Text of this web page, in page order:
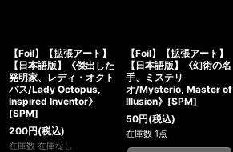
【Foil】【拡張アート】
【日本語版】《傑出した
発明家、レディ・オクト
パス/Lady Octopus,
Inspired Inventor》
[SPM]
200円(税込)
在庫数 在庫なし
【Foil】【拡張アート】
【日本語版】《幻術の名
手、ミステリ
オ/Mysterio, Master of
Illusion》[SPM]
50円(税込)
在庫数 1点